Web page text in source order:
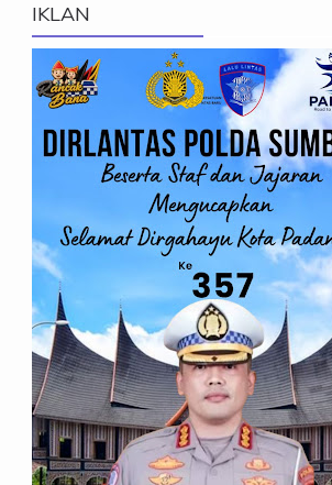
IKLAN